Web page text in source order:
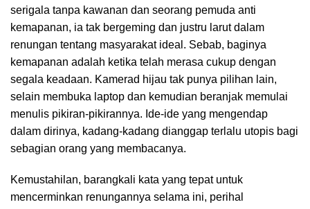
serigala tanpa kawanan dan seorang pemuda anti
kemapanan, ia tak bergeming dan justru larut dalam
renungan tentang masyarakat ideal. Sebab, baginya
kemapanan adalah ketika telah merasa cukup dengan
segala keadaan. Kamerad hijau tak punya pilihan lain,
selain membuka laptop dan kemudian beranjak memulai
menulis pikiran-pikirannya. Ide-ide yang mengendap
dalam dirinya, kadang-kadang dianggap terlalu utopis bagi
sebagian orang yang membacanya.
Kemustahilan, barangkali kata yang tepat untuk
mencerminkan renungannya selama ini, perihal